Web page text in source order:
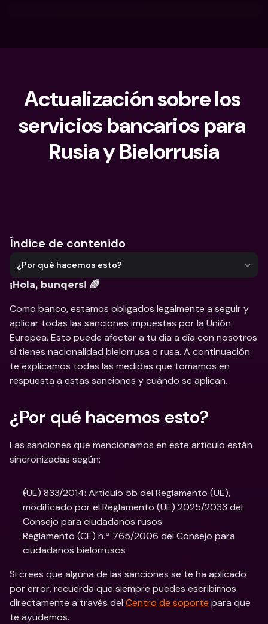
Actualización sobre los
servicios bancarios para
Rusia y Bielorrusia
Índice de contenido
¿Por qué hacemos esto?
¡Hola, bunqers! 🌈
Como banco, estamos obligados legalmente a seguir y
aplicar todas las sanciones impuestas por la Unión
Europea. Esto puede afectar a tu día a día con nosotros
si tienes nacionalidad bielorrusa o rusa. A continuación
te explicamos todas las medidas que tomamos en
respuesta a estas sanciones y cuándo se aplican.
¿Por qué hacemos esto?
Las sanciones que mencionamos en este artículo están
sincronizadas según:
(UE) 833/2014: Artículo 5b del Reglamento (UE),
modificado por el Reglamento (UE) 2025/2033 del
Consejo para ciudadanos rusos
Reglamento (CE) n.º 765/2006 del Consejo para
ciudadanos bielorrusos
Si crees que alguna de las sanciones se te ha aplicado
por error, recuerda que siempre puedes escribirnos
directamente a través del Centro de soporte para que
te ayudemos.